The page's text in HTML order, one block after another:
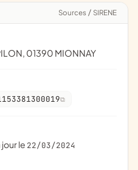
Sources / SIRENE
01390 MIONNAY
jour le 22/03/2024